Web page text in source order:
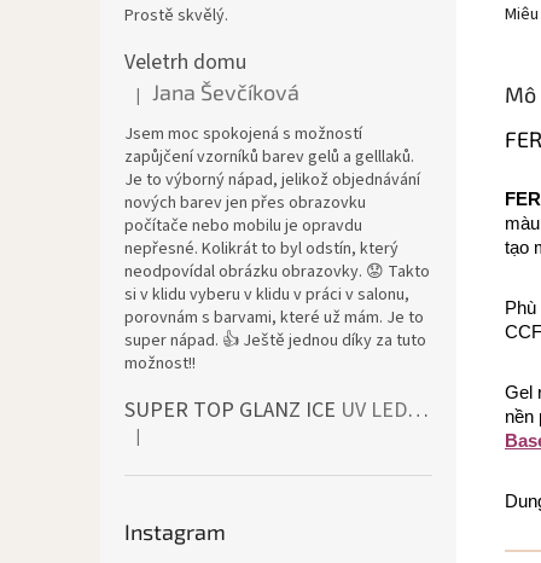
Prostě skvělý.
Veletrh domu
Đánh giá sản phẩm là 5 trên 5 sao.
| Jana Ševčíková
Jsem moc spokojená s možností
zapůjčení vzorníků barev gelů a gelllaků.
Je to výborný nápad, jelikož objednávání
nových barev jen přes obrazovku
počítače nebo mobilu je opravdu
nepřesné. Kolikrát to byl odstín, který
neodpovídal obrázku obrazovky. 😟 Takto
si v klidu vyberu v klidu v práci v salonu,
porovnám s barvami, které už mám. Je to
super nápad. 👍 Ještě jednou díky za tuto
možnost!!
SUPER TOP GLANZ ICE UV LED bezvýpotkový vrchní lesk
Đánh giá sản phẩm là 4 trên 5 sao.
|
Instagram
tạo
Gel
nền